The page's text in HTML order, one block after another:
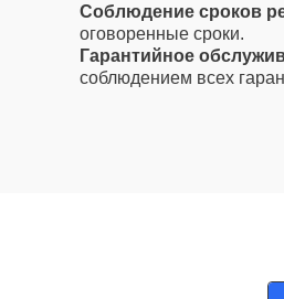
Соблюдение сроков
оговоренные сроки.
Гарантийное
соблюдением всех